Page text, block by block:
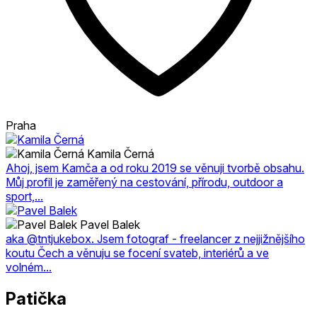
Praha
Kamila Černá
Ahoj, jsem Kamča a od roku 2019 se věnuji tvorbě obsahu.
Můj profil je zaměřený na cestování, přírodu, outdoor a
sport,...
Pavel Balek
aka @tntjukebox. Jsem fotograf - freelancer z nejjižnějšího
koutu Čech a věnuju se focení svateb, interiérů a ve
volném...
Patička